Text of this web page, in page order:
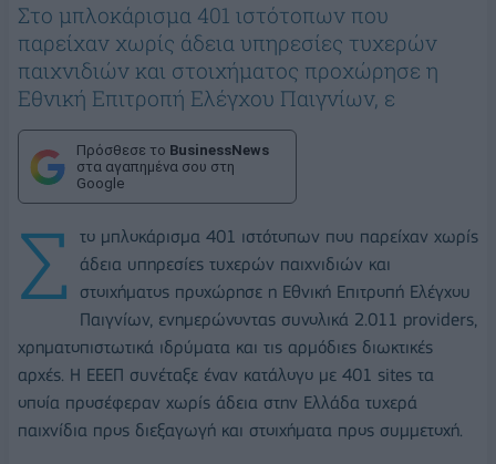
Στο μπλοκάρισμα 401 ιστότοπων που
παρείχαν χωρίς άδεια υπηρεσίες τυχερών
παιχνιδιών και στοιχήματος προχώρησε η
Εθνική Επιτροπή Ελέγχου Παιγνίων, ε
Πρόσθεσε το BusinessNews
στα αγαπημένα σου στη
Google
Σ
το μπλοκάρισμα 401 ιστότοπων που παρείχαν χωρίς
άδεια υπηρεσίες τυχερών παιχνιδιών και
στοιχήματος προχώρησε η Εθνική Επιτροπή Ελέγχου
Παιγνίων, ενημερώνοντας συνολικά 2.011 providers,
χρηματοπιστωτικά ιδρύματα και τις αρμόδιες διωκτικές
αρχές. Η ΕΕΕΠ συνέταξε έναν κατάλογο με 401 sites τα
οποία προσέφεραν χωρίς άδεια στην Ελλάδα τυχερά
παιχνίδια προς διεξαγωγή και στοιχήματα προς συμμετοχή.